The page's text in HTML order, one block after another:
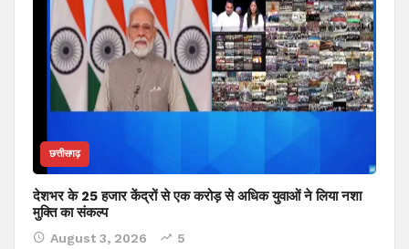
छत्तीसगढ़
देशभर के 25 हजार केंद्रों से एक करोड़ से अधिक युवाओं ने लिया नशा
मुक्ति का संकल्प
August 3, 2026 5